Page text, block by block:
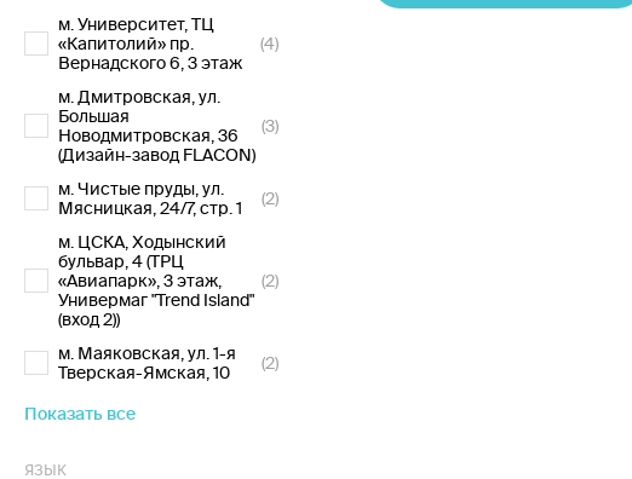
м. Университет, ТЦ
«Капитолий» пр.
Вернадского 6, 3 этаж
(4)
м. Дмитровская, ул.
Большая
Новодмитровская, 36
(Дизайн-завод FLACON)
(3)
м. Чистые пруды, ул.
Мясницкая, 24/7, стр. 1
(2)
м. ЦСКА, Ходынский
бульвар, 4 (ТРЦ
«Авиапарк», 3 этаж,
Универмаг "Trend Island"
(вход 2))
(2)
м. Маяковская, ул. 1-я
Тверская-Ямская, 10
(2)
Показать все
ЯЗЫК